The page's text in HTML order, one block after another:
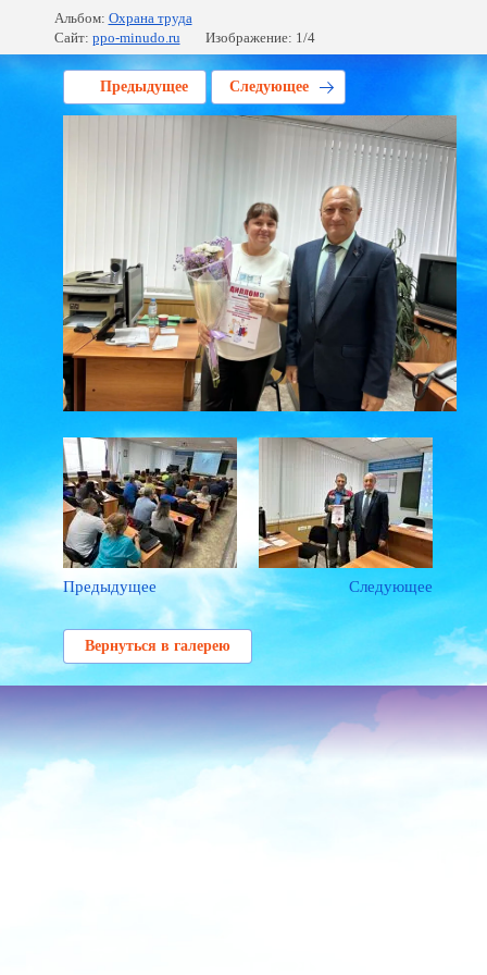
Альбом: Охрана труда
Сайт: ppo-minudo.ru Изображение: 1/4
Предыдущее Следующее
Предыдущее Следующее
Вернуться в галерею